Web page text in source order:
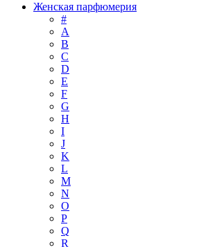
Женская парфюмерия
#
А
B
C
D
E
F
G
H
I
J
K
L
M
N
O
P
Q
R